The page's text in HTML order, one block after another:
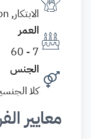
الابتكار, Innovation
العمر
7 - 60
الجنس
كلا
معايير